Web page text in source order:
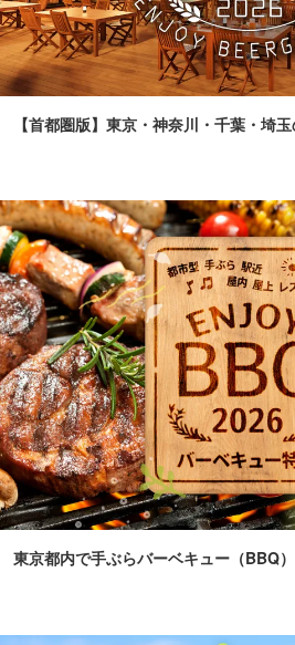
【首都圏版】東京・神奈川・千葉・埼
東京都内で手ぶらバーベキュー（BBQ